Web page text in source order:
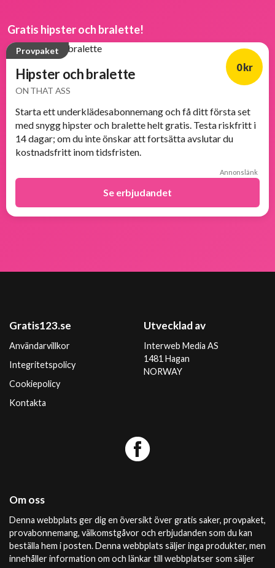
Gratis hipster och bralette!
Provpaket
Hipster och bralette
ON THAT ASS
0 kr
Starta ett underklädesabonnemang och få ditt första set
med snygg hipster och bralette helt gratis. Testa riskfritt i
14 dagar; om du inte önskar att fortsätta avslutar du
kostnadsfritt inom tidsfristen.
Annonslänk
Se erbjudandet
Gratis123.se
Användarvillkor
Integritetspolicy
Cookiepolicy
Kontakta
Utvecklad av
Interweb Media AS
1481 Hagan
NORWAY
Om oss
Denna webbplats ger dig en översikt över gratis saker, provpaket,
provabonnemang, välkomstgåvor och erbjudanden som du kan
beställa hem i posten. Denna webbplats säljer inga produkter, men
innehåller information om och länkar till webbplatser som säljer